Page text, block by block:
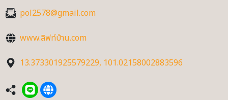
pol2578@gmail.com
www.ลิฟท์บ้าน.com
13.373301925579229, 101.02158002883596